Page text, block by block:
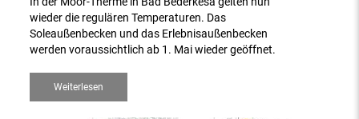
wieder die regulären Temperaturen. Das
Soleaußenbecken und das Erlebnisaußenbecken
werden voraussichtlich ab 1. Mai wieder geöffnet.
Weiterlesen